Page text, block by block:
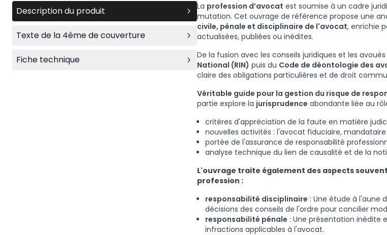
Description du produit
Texte de la 4ème de couverture
Fiche technique
La profession d’avocat est soumise à un cadre
mutation. Cet ouvrage de référence propose une
civile, pénale et disciplinaire de l'avocat, enrichie
actualisées, publiées ou inédites.
De la fusion avec les conseils juridiques et les avoués
National (RIN) puis du Code de déontologie des
claire des obligations particulières et de droit
Véritable guide pour la gestion du risque de
partie explore la jurisprudence abondante liée au
critères d'appréciation de la faute en matière
nouvelles activités : l'avocat fiduciaire,
portée de l'assurance de responsabilité
analyse technique du lien de causalité et de la
L'ouvrage traite également des aspects
profession :
responsabilité disciplinaire : Une étude à l'aune
décisions des conseils de l'ordre pour concilier
responsabilité pénale : Une présentation inédite
infractions applicables à l'avocat.